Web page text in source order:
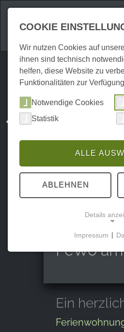
FeWo
Ein
COOKIE
Wir nutzen Cookies auf
ihnen sind technisch
helfen, diese Website zu
Funktionalitäten zur
Notwendige Cookies
Statistik
ALLE
ABLEHNEN
Details
Diese Cookies ermöglichen
Funktionen und sind für
MARKETING
Impressum |